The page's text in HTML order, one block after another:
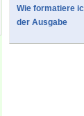
Wie formatiere
der Ausgabe